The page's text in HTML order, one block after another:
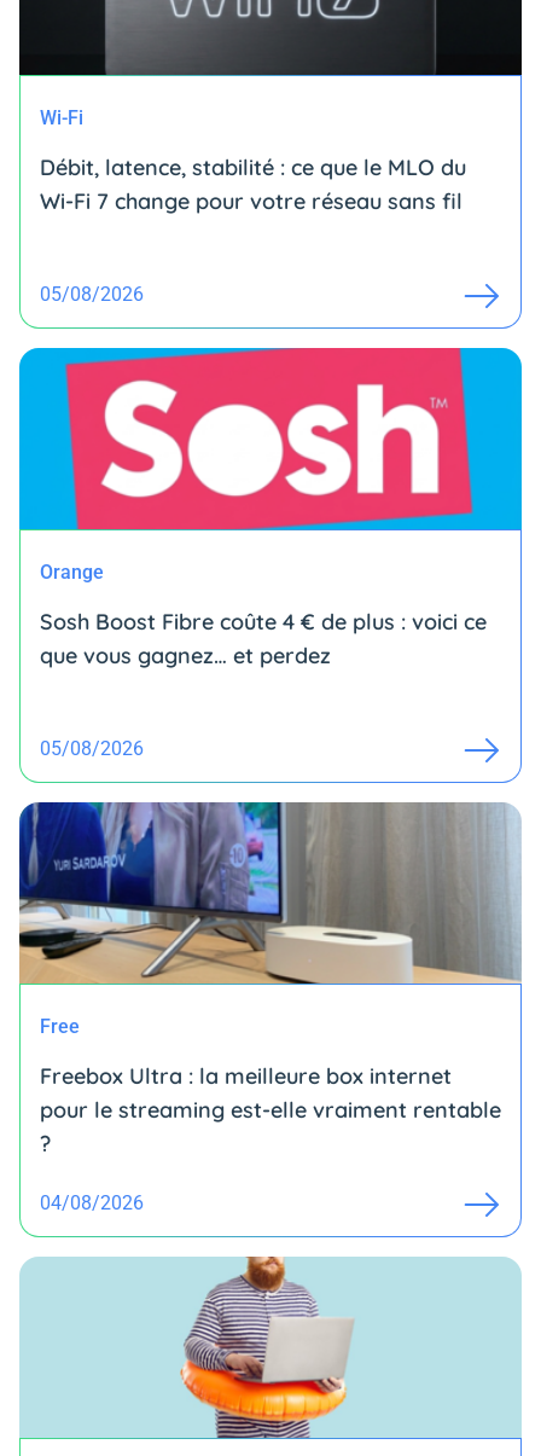
Wi-Fi
Débit, latence, stabilité : ce que le MLO du
Wi-Fi 7 change pour votre réseau sans fil
05/08/2026
Orange
Sosh Boost Fibre coûte 4 € de plus : voici ce
que vous gagnez… et perdez
05/08/2026
Free
Freebox Ultra : la meilleure box internet
pour le streaming est-elle vraiment rentable
?
04/08/2026